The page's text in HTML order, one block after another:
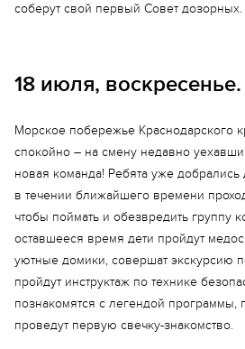
соберут свой первый Совет дозорных.
18 июля, воскресенье.
Морское побережье Краснодарского
спокойно – на смену недавно
новая команда! Ребята уже добрались
в течении ближайшего времени
чтобы поймать и обезвредить группу
оставшееся время дети пройдут
уютные домики, совершат экскурсию
пройдут инструктаж по технике
познакомятся с легендой программы,
проведут первую свечку-знакомство.